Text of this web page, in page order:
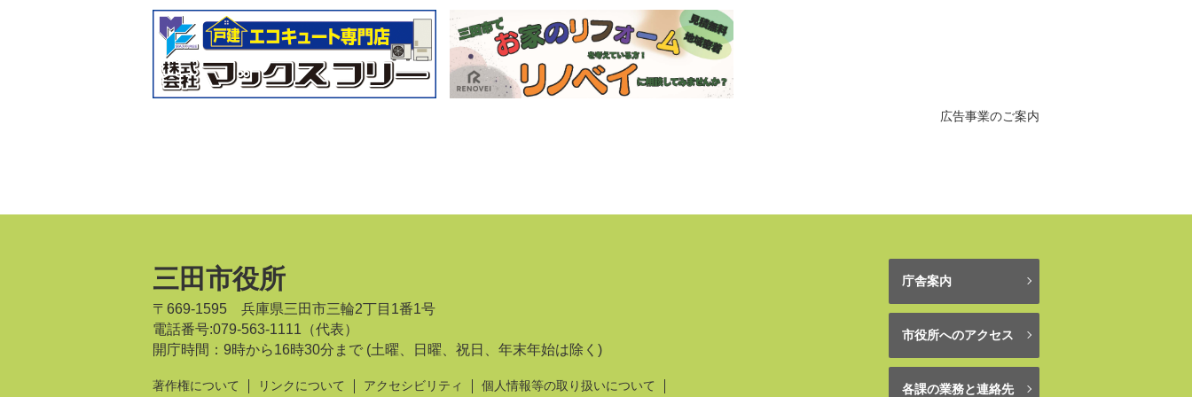
広告事業のご案内
三田市役所
〒669-1595 兵庫県三田市三輪2丁目1番1号
電話番号:079-563-1111（代表）
開庁時間：9時から16時30分まで (土曜、日曜、祝日、年末年始は除く)
著作権について リンクについて アクセシビリティ
個人情報等の取り扱いについて
庁舎案内
市役所へのアクセス
各課の業務と連絡先